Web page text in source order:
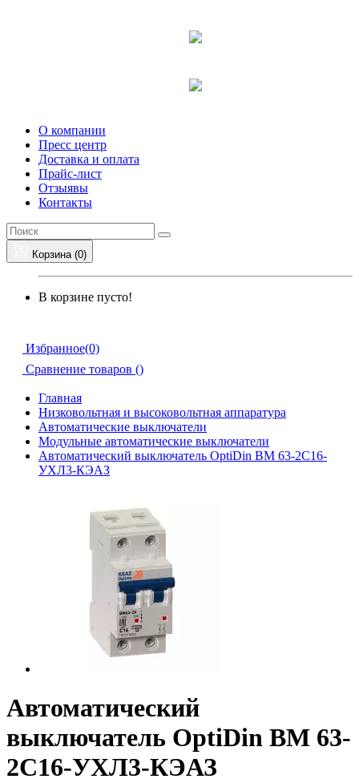
О компании
Пресс центр
Доставка и оплата
Прайс-лист
Отзыявы
Контакты
Корзина (0)
В корзине пусто!
Избранное(0)
Сравнение товаров ()
Главная
Низковольтная и высоковольтная аппаратура
Автоматические выключатели
Модульные автоматические выключатели
Автоматический выключатель OptiDin ВМ 63-2С16-
УХЛ3-КЭАЗ
Автоматический
выключатель OptiDin ВМ 63-
2С16-УХЛ3-КЭАЗ